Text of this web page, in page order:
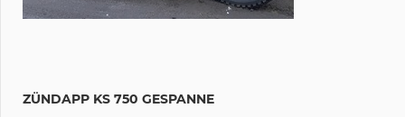
ZÜNDAPP KS 750 GESPANNE